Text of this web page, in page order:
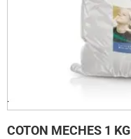
COTON MECHES 1 KG